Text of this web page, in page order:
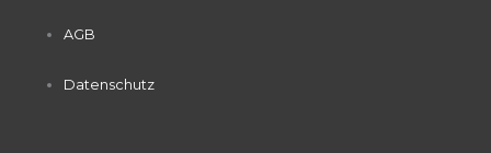
AGB
Datenschutz